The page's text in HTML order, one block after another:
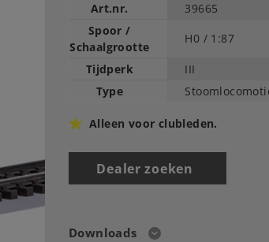
Art.nr.
39665
Spoor /
Schaalgrootte
H0 / 1:87
Tijdperk
III
Type
Alleen voor clubleden.
Dealer zoeken
Downloads